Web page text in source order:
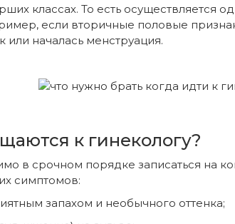
классах. То есть осуществляется
если вторичные половые
или началась менструация.
к гинекологу?
в срочном порядке записаться на
симптомов:
запахом и необычного оттенка;